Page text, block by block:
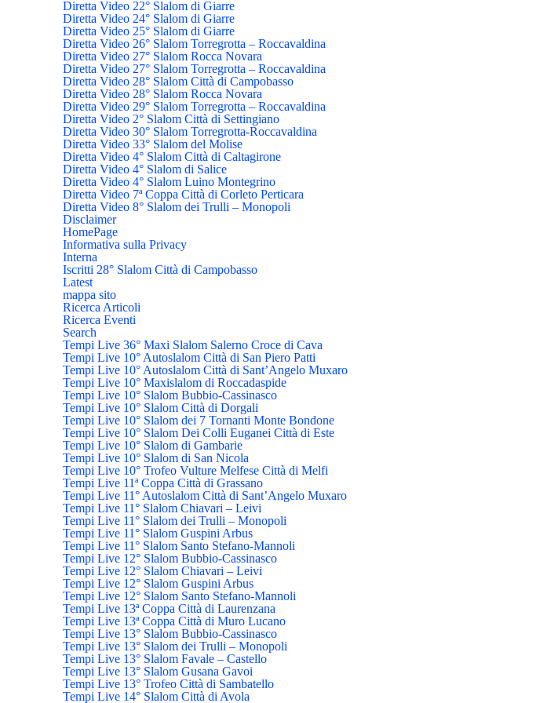
Diretta Video 22° Slalom di Giarre
Diretta Video 24° Slalom di Giarre
Diretta Video 25° Slalom di Giarre
Diretta Video 26° Slalom Torregrotta – Roccavaldina
Diretta Video 27° Slalom Rocca Novara
Diretta Video 27° Slalom Torregrotta – Roccavaldina
Diretta Video 28° Slalom Città di Campobasso
Diretta Video 28° Slalom Rocca Novara
Diretta Video 29° Slalom Torregrotta – Roccavaldina
Diretta Video 2° Slalom Città di Settingiano
Diretta Video 30° Slalom Torregrotta-Roccavaldina
Diretta Video 33° Slalom del Molise
Diretta Video 4° Slalom Città di Caltagirone
Diretta Video 4° Slalom di Salice
Diretta Video 4° Slalom Luino Montegrino
Diretta Video 7ª Coppa Città di Corleto Perticara
Diretta Video 8° Slalom dei Trulli – Monopoli
Disclaimer
HomePage
Informativa sulla Privacy
Interna
Iscritti 28° Slalom Città di Campobasso
Latest
mappa sito
Ricerca Articoli
Ricerca Eventi
Search
Tempi Live 36° Maxi Slalom Salerno Croce di Cava
Tempi Live 10° Autoslalom Città di San Piero Patti
Tempi Live 10° Autoslalom Città di Sant’Angelo Muxaro
Tempi Live 10° Maxislalom di Roccadaspide
Tempi Live 10° Slalom Bubbio-Cassinasco
Tempi Live 10° Slalom Città di Dorgali
Tempi Live 10° Slalom dei 7 Tornanti Monte Bondone
Tempi Live 10° Slalom Dei Colli Euganei Città di Este
Tempi Live 10° Slalom di Gambarie
Tempi Live 10° Slalom di San Nicola
Tempi Live 10° Trofeo Vulture Melfese Città di Melfi
Tempi Live 11ª Coppa Città di Grassano
Tempi Live 11° Autoslalom Città di Sant’Angelo Muxaro
Tempi Live 11° Slalom Chiavari – Leivi
Tempi Live 11° Slalom dei Trulli – Monopoli
Tempi Live 11° Slalom Guspini Arbus
Tempi Live 11° Slalom Santo Stefano-Mannoli
Tempi Live 12° Slalom Bubbio-Cassinasco
Tempi Live 12° Slalom Chiavari – Leivi
Tempi Live 12° Slalom Guspini Arbus
Tempi Live 12° Slalom Santo Stefano-Mannoli
Tempi Live 13ª Coppa Città di Laurenzana
Tempi Live 13ª Coppa Città di Muro Lucano
Tempi Live 13° Slalom Bubbio-Cassinasco
Tempi Live 13° Slalom dei Trulli – Monopoli
Tempi Live 13° Slalom Favale – Castello
Tempi Live 13° Slalom Gusana Gavoi
Tempi Live 13° Trofeo Città di Sambatello
Tempi Live 14° Slalom Città di Avola